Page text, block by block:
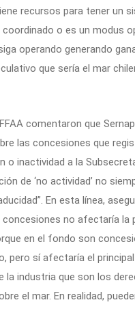
recursos para tener un
o es un modus
operando generando
que sería el mar
comentaron que
las concesiones que
o inactividad a la
de ‘no actividad’ no
En esta línea,
concesiones no afectaría la
en el fondo son
pero sí afectaría el
la industria que son los
el mar. En realidad,